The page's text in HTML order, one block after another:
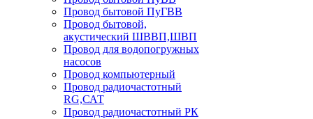
Провод бытовой ПуГВВ
Провод бытовой,
акустический ШВВП,ШВП
Провод для водопогружных
насосов
Провод компьютерный
Провод радиочастотный
RG,САТ
Провод радиочастотный РК